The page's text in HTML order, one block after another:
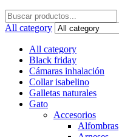
Search
for:
All category
All category
Black friday
Cámaras inhalación
Collar isabelino
Galletas naturales
Gato
Accesorios
Alfombras